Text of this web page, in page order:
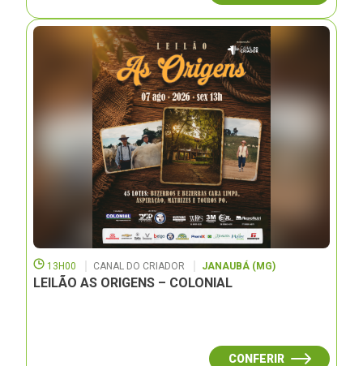
13H00 CANAL DO CRIADOR JANAUBÁ (MG)
LEILÃO AS ORIGENS – COLONIAL
CONFERIR